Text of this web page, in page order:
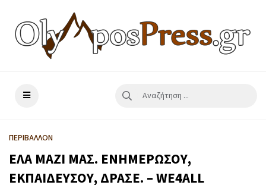
ΠΕΡΙΒΑΛΛΟΝ
ΕΛΑ ΜΑΖΙ ΜΑΣ. ΕΝΗΜΕΡΩΣΟΥ,
ΕΚΠΑΙΔΕΥΣΟΥ, ΔΡΑΣΕ. – WE4ALL